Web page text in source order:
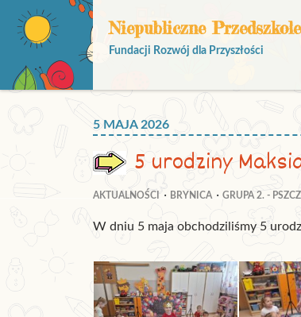
Niepubliczne Przedszkole
Fundacji Rozwój dla Przyszłości
5 MAJA 2026
5 urodziny
AKTUALNOŚCI BRYNICA GRUPA 2. -
W dniu 5 maja obchodziliśmy 5